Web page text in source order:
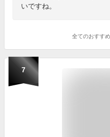
いですね。
全てのおすす
7